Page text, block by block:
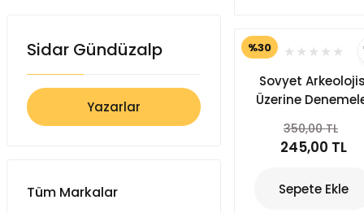
Sidar Gündüzalp
Yazarlar
Tüm Markalar
%30
Sovyet
Üzerine
350,00 TL
245,00 TL
Sepete Ekle